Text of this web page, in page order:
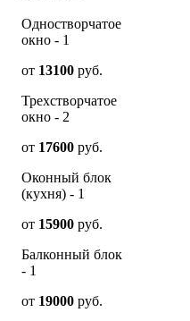
Одностворчатое
окно - 1
от 13100 руб.
Трехстворчатое
окно - 2
от 17600 руб.
Оконный блок
(кухня) - 1
от 15900 руб.
Балконный блок
- 1
от 19000 руб.